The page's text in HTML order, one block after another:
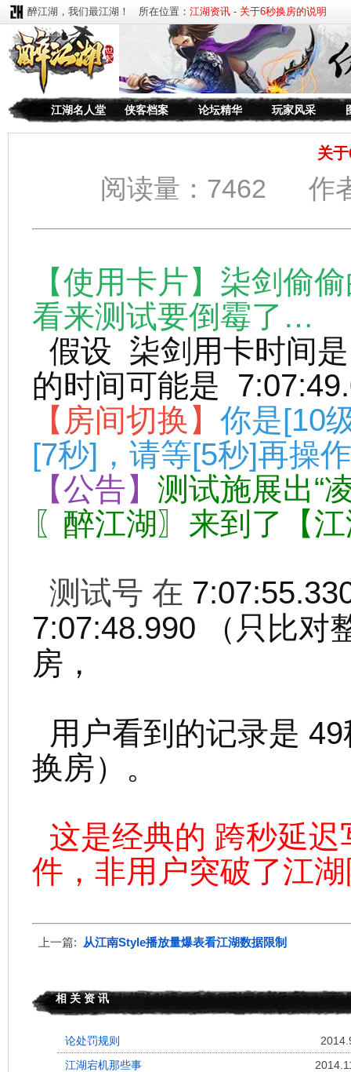
醉江湖，我们最江湖！ 所在位置： 江湖资讯 - 关于6秒换房的说明
江湖名人堂 侠客档案 论坛精华 玩家风采
关
阅读量：7462 作
【使用卡片】柒剑偷
看来测试要倒霉了…
假设 柒剑用卡时间
的时间可能是
【房间切换】 你是[10
[7秒]，请等[5秒]再操
【公告】 测试施展出“
〖醉江湖〗来到了【
测试号 在
7:07:48.990 （只比对
房，
用户看到的记录是
换房）。
这是经典的 跨秒延迟
件，非用户突破了江
上一篇: 从江南Style播放量爆表看江湖数据限制
相 关 资 讯
论处罚规则
江湖宕机那些事